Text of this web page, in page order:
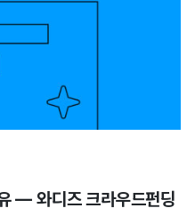
— 와디즈 크라우드펀딩